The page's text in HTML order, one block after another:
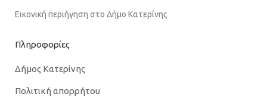
Εικονική περιήγηση στο Δήμο Κατερίνης
Πληροφορίες
Δήμος Κατερίνης
Πολιτική απορρήτου